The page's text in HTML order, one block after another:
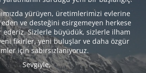
yürüyen, üretimlerimizi evlerine
ve desteğini esirgemeyen herkese
ederiz. Sizlerle büyüdük, sizlerle ilham
fikirler, yeni buluşlar ve daha özgür
için sabırsızlanıyoruz.
Sevgiyle,